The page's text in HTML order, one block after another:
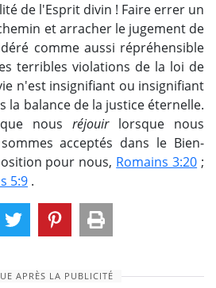
de l'Esprit divin ! Faire errer un
et arracher le jugement de
comme aussi répréhensible
terribles violations de la loi de
n'est insignifiant ou insignifiant
la balance de la justice éternelle.
nous réjouirlorsque nous
acceptés dans le Bien-
pour nous, Romains 3:20 ;
5:9 .
APRÈS LA PUBLICITÉ